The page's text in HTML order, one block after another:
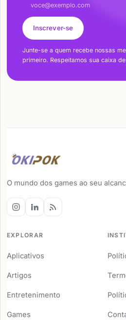
Inscrever-se
Junte-se a quem recebe nossas
primeiro. Respeitamos sua caixa
O mundo dos games ao seu
EXPLORAR
Aplicativos
Artigos
Entretenimento
Games